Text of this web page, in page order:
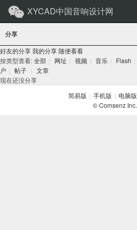
XYCAD中国音响设计网
分享
好友的分享我的分享随便看看
按类型查看:全部 | 网址 | 视频 | 音乐 | Flash |
户 | 帖子 | 文章
现在还没分享
简易版 | 手机版 | 电脑版
© Comsenz Inc.